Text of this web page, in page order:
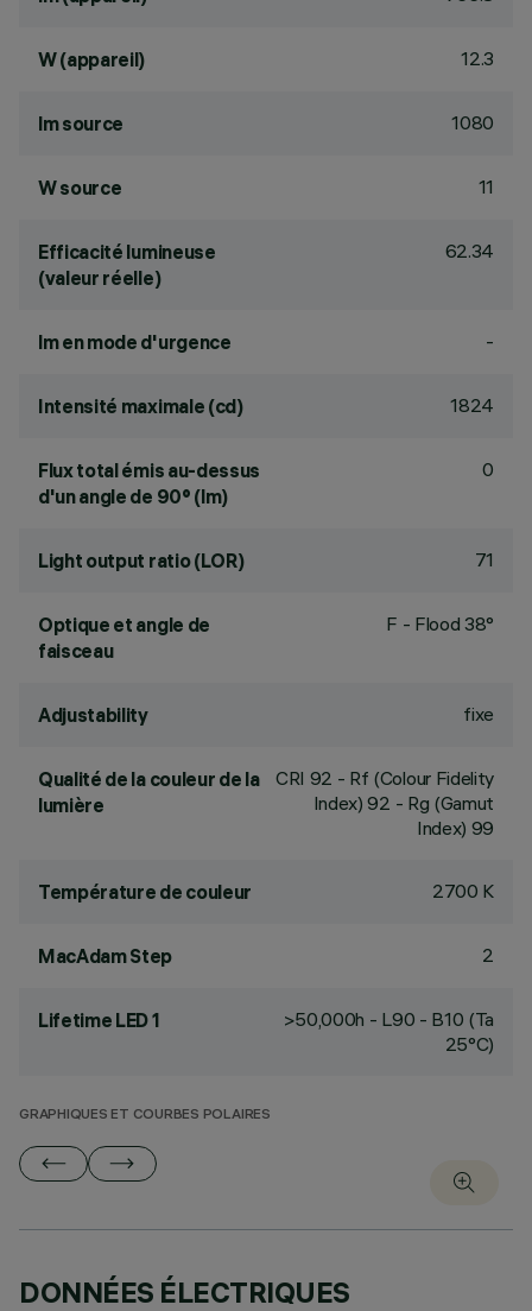
W (appareil) 12.3
lm source 1080
W source 11
Efficacité lumineuse
(valeur réelle)
62.34
lm en mode d'urgence -
Intensité maximale (cd) 1824
Flux total émis au-dessus
d'un angle de 90° (lm)
0
Light output ratio (LOR) 71
Optique et angle de
faisceau
F - Flood 38°
Adjustability fixe
Qualité de la couleur de la
lumière
CRI 92 - Rf (Colour Fidelity
Index) 92 - Rg (Gamut
Index) 99
Température de couleur 2700 K
MacAdam Step 2
Lifetime LED 1
>50,000h - L90 - B10 (Ta
25°C)
GRAPHIQUES ET COURBES POLAIRES
DONNÉES ÉLECTRIQUES